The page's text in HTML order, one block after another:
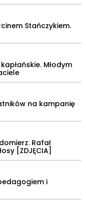
Stańczykiem.
Młodym
na kampanię
Rafał
[ZDJĘCIA]
i